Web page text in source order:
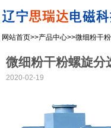
网站首页>>产品中心>>微细粉干
微细粉干粉螺旋分
2020-02-19